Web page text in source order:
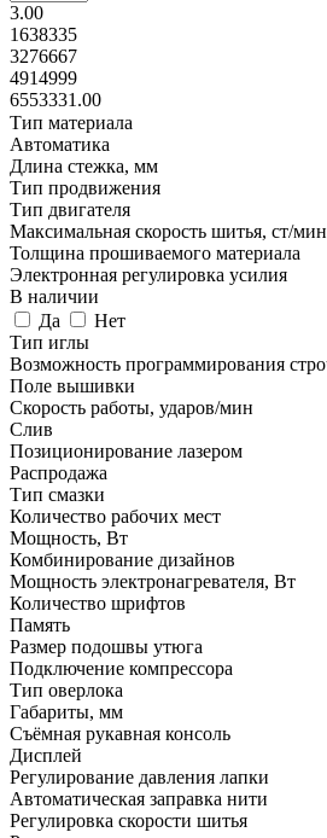
3.00
1638335
3276667
4914999
6553331.00
Тип материала
Автоматика
Длина стежка, мм
Тип продвижения
Тип двигателя
Максимальная скорость шитья, ст/мин
Толщина прошиваемого материала
Электронная регулировка усилия
В наличии
Да
Нет
Тип иглы
Возможность программирования
Поле вышивки
Скорость работы, ударов/мин
Слив
Позиционирование лазером
Распродажа
Тип смазки
Количество рабочих мест
Мощность, Вт
Комбинирование дизайнов
Мощность электронагревателя, Вт
Количество шрифтов
Память
Размер подошвы утюга
Подключение компрессора
Тип оверлока
Габариты, мм
Съёмная рукавная консоль
Дисплей
Регулирование давления лапки
Автоматическая заправка нити
Регулировка скорости шитья